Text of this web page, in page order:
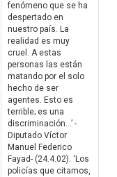
fenómeno que se ha
despertado en
nuestro país. La
realidad es muy
cruel. A estas
personas las están
matando por el solo
hecho de ser
agentes. Esto es
terrible; es una
discriminación…’ -
Diputado Víctor
Manuel Federico
Fayad- (24.4.02). ‘Los
policías que citamos,